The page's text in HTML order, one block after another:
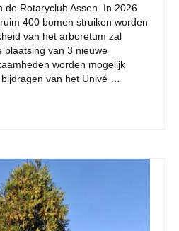
de Rotaryclub Assen. In 2026
400 bomen struiken worden
van het arboretum zal
plaatsing van 3 nieuwe
worden mogelijk
van het Univé …